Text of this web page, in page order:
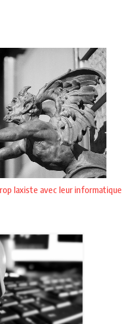
laxiste avec leur informatique